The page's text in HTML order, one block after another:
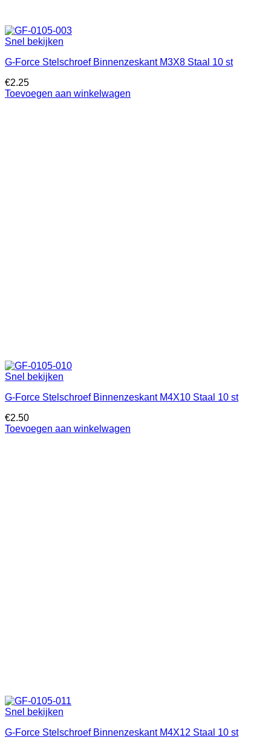
Snel bekijken
G-Force Stelschroef Binnenzeskant M3X8 Staal 10 st
€2.25
Toevoegen aan winkelwagen
Snel bekijken
G-Force Stelschroef Binnenzeskant M4X10 Staal 10 st
€2.50
Toevoegen aan winkelwagen
Snel bekijken
G-Force Stelschroef Binnenzeskant M4X12 Staal 10 st